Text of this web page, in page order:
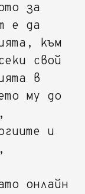
за
е да
към
свой
в
му до
и
онлайн